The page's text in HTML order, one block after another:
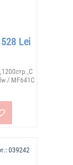
Lei
/ MF641C
039242